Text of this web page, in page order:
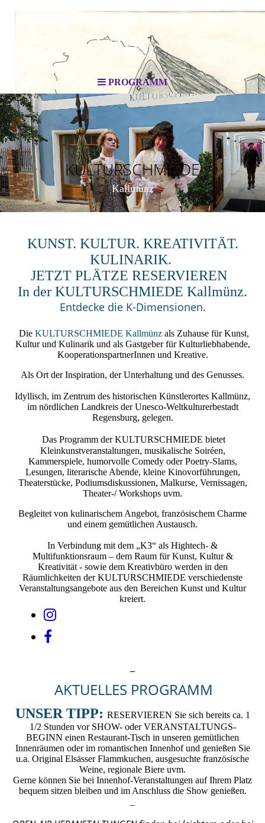
PROGRAMM
KULTURSCHMIEDE
Kallmünz
KUNST. KULTUR. KREATIVITÄT.
KULINARIK.
JETZT PLÄTZE RESERVIEREN
In der KULTURSCHMIEDE Kallmünz.
Entdecke die K-Dimensionen.
Die KULTURSCHMIEDE Kallmünz als Zuhause für Kunst,
Kultur und Kulinarik und als Gastgeber für Kulturliebhabende,
KooperationspartnerInnen und Kreative.
Als Ort der Inspiration, der Unterhaltung und des Genusses.
Idyllisch, im Zentrum des historischen Künstlerortes Kallmünz,
im nördlichen Landkreis der Unesco-Weltkulturerbestadt
Regensburg, gelegen.
Das Programm derKULTURSCHMIEDE bietet
Kleinkunstveranstaltungen, musikalische Soiréen,
Kammerspiele, humorvolle Comedy oder Poetry-Slams,
Lesungen, literarische Abende, kleine Kinovorführungen,
Theaterstücke, Podiumsdiskussionen, Malkurse, Vernissagen,
Theater-/ Workshops uvm.
Begleitet von kulinarischem Angebot, französischem Charme
und einem gemütlichen Austausch.
In Verbindung mit dem „K3“ als Hightech- &
Multifunktionsraum – dem Raum für Kunst, Kultur &
Kreativität - sowie dem Kreativbüro werden in den
Räumlichkeiten der KULTURSCHMIEDE verschiedenste
Veranstaltungsangebote aus den Bereichen Kunst und Kultur
kreiert.
AKTUELLES PROGRAMM
UNSER TIPP: RESERVIEREN Sie sich bereits ca. 1
1/2 Stunden vor SHOW- oder VERANSTALTUNGS-
BEGINN einen Restaurant-Tisch in unseren gemütlichen
Innenräumen oder im romantischen Innenhof und genießen Sie
u.a. Original Elsässer Flammkuchen, ausgesuchte französische
Weine, regionale Biere uvm.
Gerne können Sie bei Innenhof-Veranstaltungen auf Ihrem Platz
bequem sitzen bleiben und im Anschluss die Show genießen.